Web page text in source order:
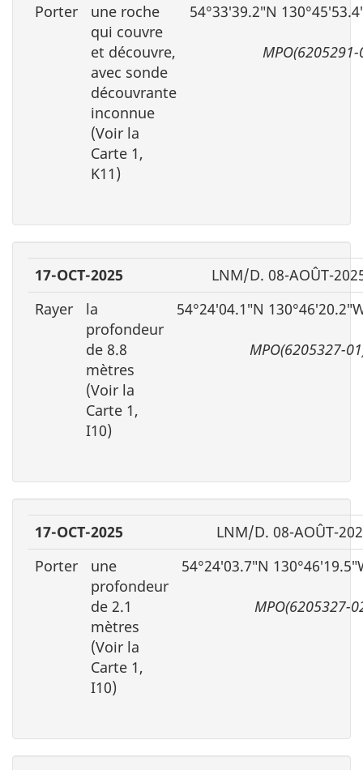
Porter
une roche
qui couvre
et découvre,
avec sonde
découvrante
inconnue
(Voir la
Carte 1,
K11)
54°33′39.2″N
MPO(6205291-
17-OCT-2025
LNM/D. 08-AOÛT-
Rayer
la
profondeur
de 8.8
mètres
(Voir la
Carte 1,
I10)
54°24′04.1″N
MPO(6205327-
17-OCT-2025
LNM/D. 08-AOÛT-
Porter
une
profondeur
de 2.1
mètres
(Voir la
Carte 1,
I10)
54°24′03.7″N
MPO(6205327-